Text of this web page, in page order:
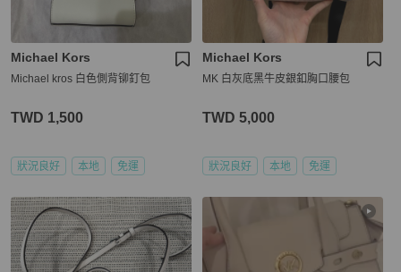
Michael Kors
Michael kros 白色側背铆釘包
TWD 1,500
狀況良好 本地 免運
Michael Kors
MK 白灰底黑牛皮銀釦胸口腰包
TWD 5,000
狀況良好 本地 免運